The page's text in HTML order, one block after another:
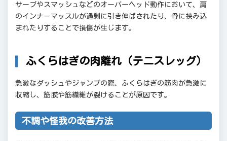
サーブやスマッシュなどのオーバーヘッド動作において、肩
のインナーマッスルが過剰に引き伸ばされたり、骨に挟み込
まれたりすることで損傷が生じます。
ふくらはぎの肉離れ（テニスレッグ）
急激なダッシュやジャンプの際、ふくらはぎの筋肉が急激に
収縮し、筋膜や筋繊維が裂けることが原因です。
不調や怪我の改善方法